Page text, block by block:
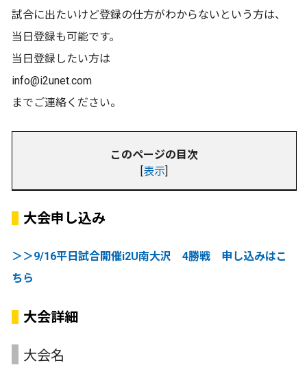
試合に出たいけど登録の仕方がわからないという方は、
当日登録も可能です。
当日登録したい方は
info@i2unet.com
までご連絡ください。
このページの目次
[表示]
大会申し込み
＞＞9/16平日試合開催i2U南大沢 4勝戦 申し込みはこ
ちら
大会詳細
大会名